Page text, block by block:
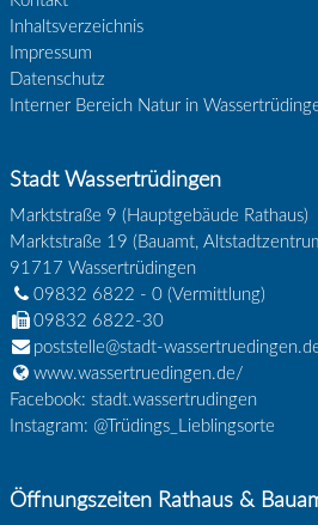
Inhaltsverzeichnis
Impressum
Datenschutz
Interner Bereich Natur in
Stadt Wassertrüdingen
Marktstraße 9 (Hauptgebäude Rathaus)
Marktstraße 19 (Bauamt,
91717 Wassertrüdingen
09832 6822 - 0(Vermittlung)
09832 6822-30
poststelle@stadt-
www.wassertruedingen.de/
Facebook: stadt.wassertrudingen
Instagram: @Trüdings_Lieblingsorte
Öffnungszeiten Rathaus &